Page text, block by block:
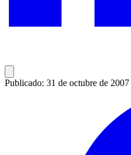
Publicado: 31 de octubre de 2007